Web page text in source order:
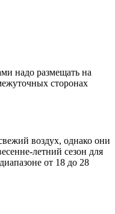
надо размещать на
сторонах
воздух, однако они
летний сезон для
от 18 до 28